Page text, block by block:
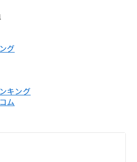
グ
キング
ム